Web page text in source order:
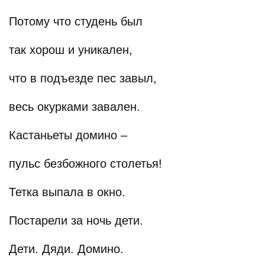
Потому что студень был
так хорош и уникален,
что в подъезде пес завыл,
весь окурками завален.
Кастаньеты домино –
пульс безбожного столетья!
Тетка выпала в окно.
Постарели за ночь дети.
Дети. Дяди. Домино.